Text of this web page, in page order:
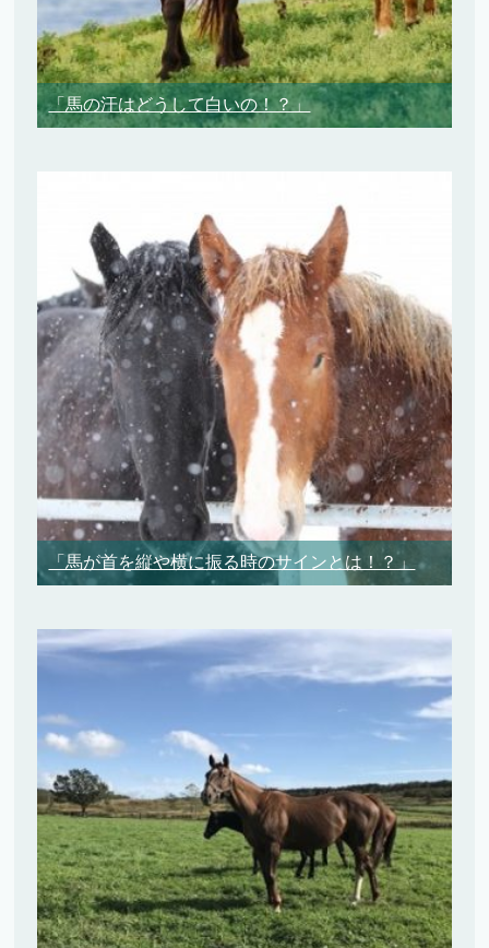
「馬の汗はどうして白いの！？」
「馬が首を縦や横に振る時のサインとは！？」